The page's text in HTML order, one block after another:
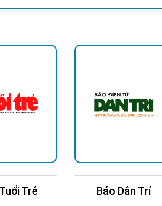
Trẻ Báo Dân Trí